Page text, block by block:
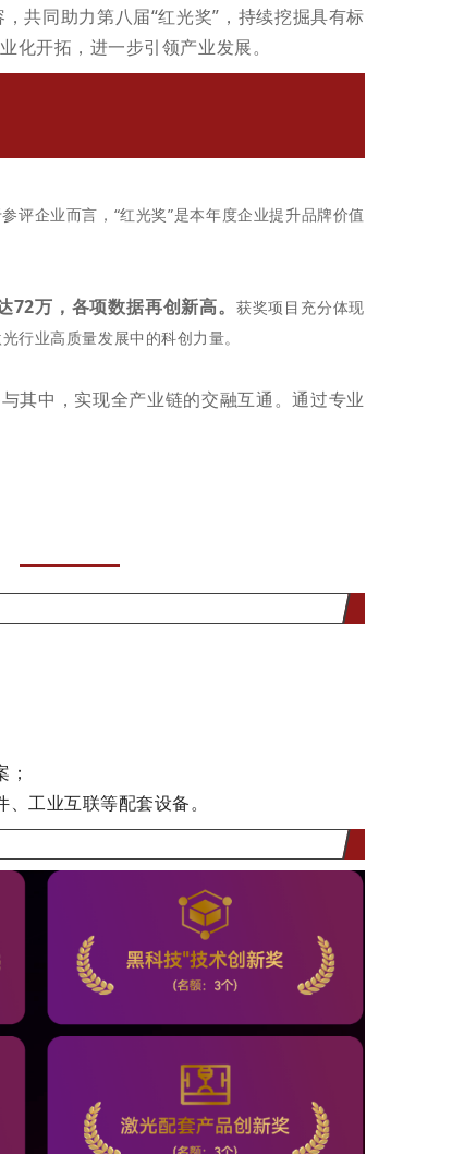
共同助力第八届“红光奖”，持续挖掘具有标
开拓，进一步引领产业发展。
评企业而言，“红光奖”是本年度企业提升品牌价值
万，各项数据再创新高。 获奖项目充分体现
行业高质量发展中的科创力量。
其中，实现全产业链的交融互通。通过专业
工业互联等配套设备。